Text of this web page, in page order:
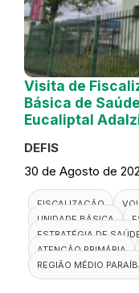
Visita de
Básica de
Eucaliptal
DEFIS
30 de Agosto de
FISCALIZAÇÃO
UNIDADE BÁSICA
ESTRATÉGIA DE
ATENÇÃO PRIMÁRIA
REGIÃO MÉDIO